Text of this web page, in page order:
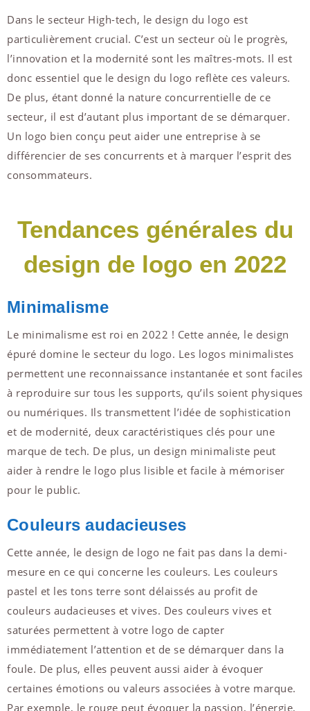
Dans le secteur High-tech, le design du logo est
particulièrement crucial. C’est un secteur où le progrès,
l’innovation et la modernité sont les maîtres-mots. Il est
donc essentiel que le design du logo reflète ces valeurs.
De plus, étant donné la nature concurrentielle de ce
secteur, il est d’autant plus important de se démarquer.
Un logo bien conçu peut aider une entreprise à se
différencier de ses concurrents et à marquer l’esprit des
consommateurs.
Tendances générales du
design de logo en 2022
Minimalisme
Le minimalisme est roi en 2022 ! Cette année, le design
épuré domine le secteur du logo. Les logos minimalistes
permettent une reconnaissance instantanée et sont faciles
à reproduire sur tous les supports, qu’ils soient physiques
ou numériques. Ils transmettent l’idée de sophistication
et de modernité, deux caractéristiques clés pour une
marque de tech. De plus, un design minimaliste peut
aider à rendre le logo plus lisible et facile à mémoriser
pour le public.
Couleurs audacieuses
Cette année, le design de logo ne fait pas dans la demi-
mesure en ce qui concerne les couleurs. Les couleurs
pastel et les tons terre sont délaissés au profit de
couleurs audacieuses et vives. Des couleurs vives et
saturées permettent à votre logo de capter
immédiatement l’attention et de se démarquer dans la
foule. De plus, elles peuvent aussi aider à évoquer
certaines émotions ou valeurs associées à votre marque.
Par exemple, le rouge peut évoquer la passion, l’énergie,